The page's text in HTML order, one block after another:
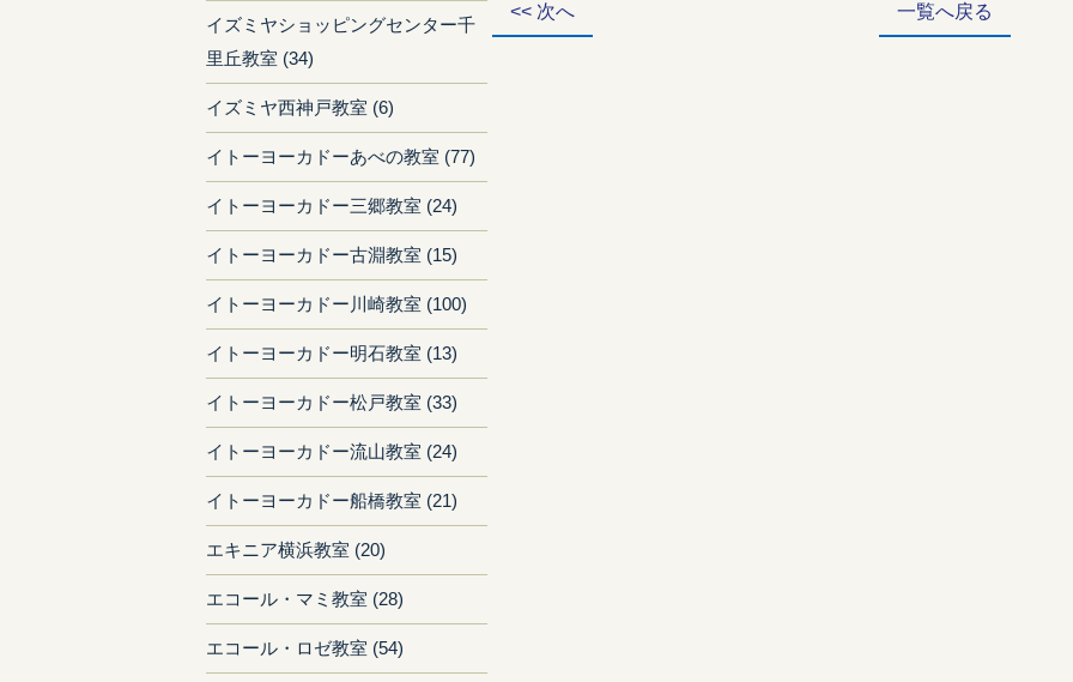
<< 次へ 一覧へ戻る
イズミヤショッピングセンター千
里丘教室 (34)
イズミヤ西神戸教室 (6)
イトーヨーカドーあべの教室 (77)
イトーヨーカドー三郷教室 (24)
イトーヨーカドー古淵教室 (15)
イトーヨーカドー川崎教室 (100)
イトーヨーカドー明石教室 (13)
イトーヨーカドー松戸教室 (33)
イトーヨーカドー流山教室 (24)
イトーヨーカドー船橋教室 (21)
エキニア横浜教室 (20)
エコール・マミ教室 (28)
エコール・ロゼ教室 (54)